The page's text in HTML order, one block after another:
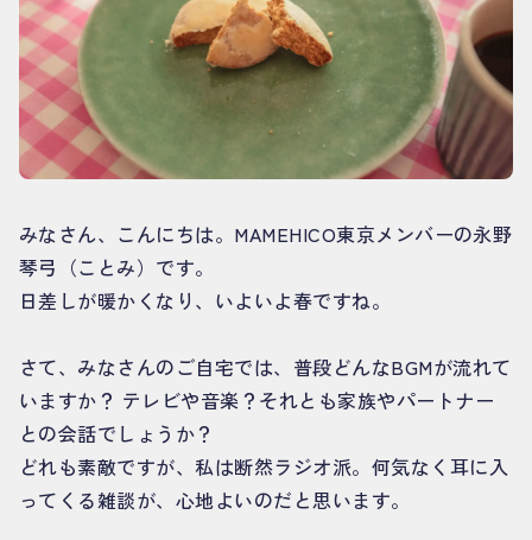
みなさん、こんにちは。MAMEHICO東京メンバーの永野
琴弓（ことみ）です。
日差しが暖かくなり、いよいよ春ですね。
さて、みなさんのご自宅では、普段どんなBGMが流れて
いますか？ テレビや音楽？それとも家族やパートナー
との会話でしょうか？
どれも素敵ですが、私は断然ラジオ派。何気なく耳に入
ってくる雑談が、心地よいのだと思います。